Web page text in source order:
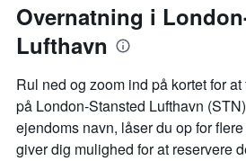
Overnatning i
Lufthavn
Rul ned og zoom ind på kortet for
på London-Stansted Lufthavn
ejendoms navn, låser du op for
giver dig mulighed for at reservere